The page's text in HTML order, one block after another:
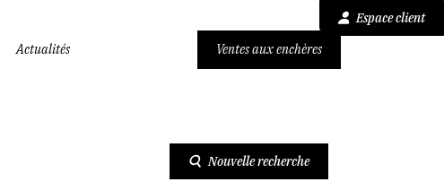
Espace client
Actualités Ventes aux enchères
Nouvelle recherche